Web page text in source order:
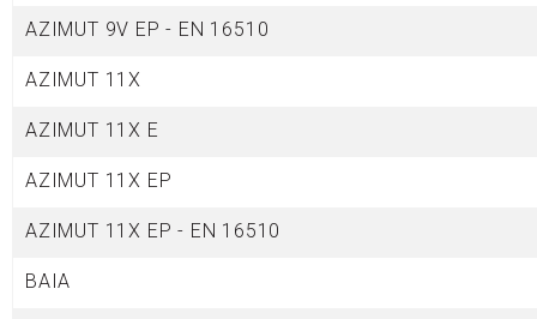
AZIMUT 9V EP - EN 16510
AZIMUT 11X
AZIMUT 11X E
AZIMUT 11X EP
AZIMUT 11X EP - EN 16510
BAIA